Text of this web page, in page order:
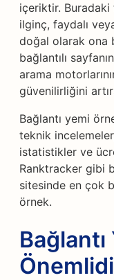
içeriktir.
ilginç, faydalı
doğal olarak ona
bağlantılı
arama
güvenilirliğini
Bağlantı yemi
teknik
istatistikler ve
Ranktracker gibi
sitesinde en çok
örnek.